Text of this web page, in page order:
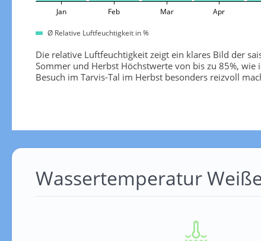
Jan Feb Mar Apr
Ø Relative Luftfeuchtigkeit in %
Die relative Luftfeuchtigkeit zeigt ein klares Bild der
Sommer und Herbst Höchstwerte von bis zu 85%,
Besuch im Tarvis-Tal im Herbst besonders reizvoll
Wassertemperatur